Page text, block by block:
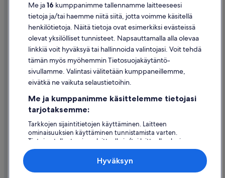
Evästeet
Käyttöehdot
Oikeudelliset tiedot / ota meihin yhteyttä
Sisältövaatimukset ja ilmoituksen tekeminen sisällöstä
Tuki
Ota yhteyttä
Hyvityksen hakeminen ja aikarajat
Varaa lento lentoyhtiön hyvityskupongeilla
Kansainväliset matka-asiakirjat
Me ja16 kumppanimme tallennamme laitteeseesi
tietoja ja/tai haemme niitä siitä, jotta voimme käsitellä
henkilötietoja. Näitä tietoja ovat esimerkiksi evästeissä
olevat yksilölliset tunnisteet. Napsauttamalla alla olevaa
linkkiä voit hyväksyä tai hallinnoida valintojasi. Voit tehdä
tämän myös myöhemmin Tietosuojakäytäntö-
sivullamme. Valintasi välitetään kumppaneillemme,
eivätkä ne vaikuta selaustietoihin.
Me ja kumppanimme käsittelemme tietojasi
tarjotaksemme:
Tarkkojen sijaintitietojen käyttäminen. Laitteen
ominaisuuksien käyttäminen tunnistamista varten.
Tietojen tallentaminen laitteelle ja/tai laitteella olevien
tietojen käyttö. Kohdennettu mainonta ja personoitu
sisältö, mainonnan ja sisällön mittaus, yleisötutkimus ja
Hyväksyn